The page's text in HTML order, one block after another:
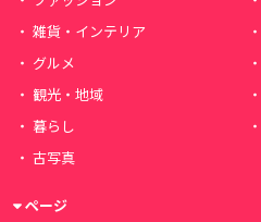
雑貨・インテリア
グルメ
観光・地域
暮らし
古写真
ページ